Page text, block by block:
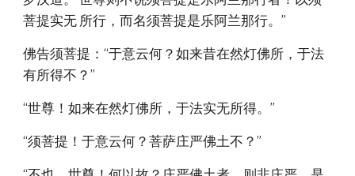
菩提实无 所行，而名须菩提是乐阿兰那行。”
佛告须菩提：“于意云何？如来昔在然灯佛所，于法
有所得不？”
“世尊！如来在然灯佛所，于法实无所得。”
“须菩提！于意云何？菩萨庄严佛土不？”